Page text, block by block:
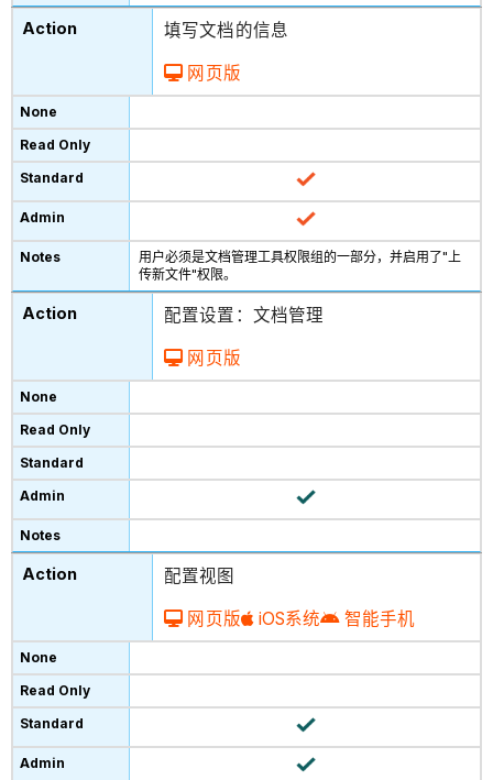
填写文档的信息
网页版
用户必须是文档管理工具权限组的一部分，并启用了"上
传新文件"权限。
配置设置：文档管理
网页版
配置视图
网页版 iOS系统 智能手机